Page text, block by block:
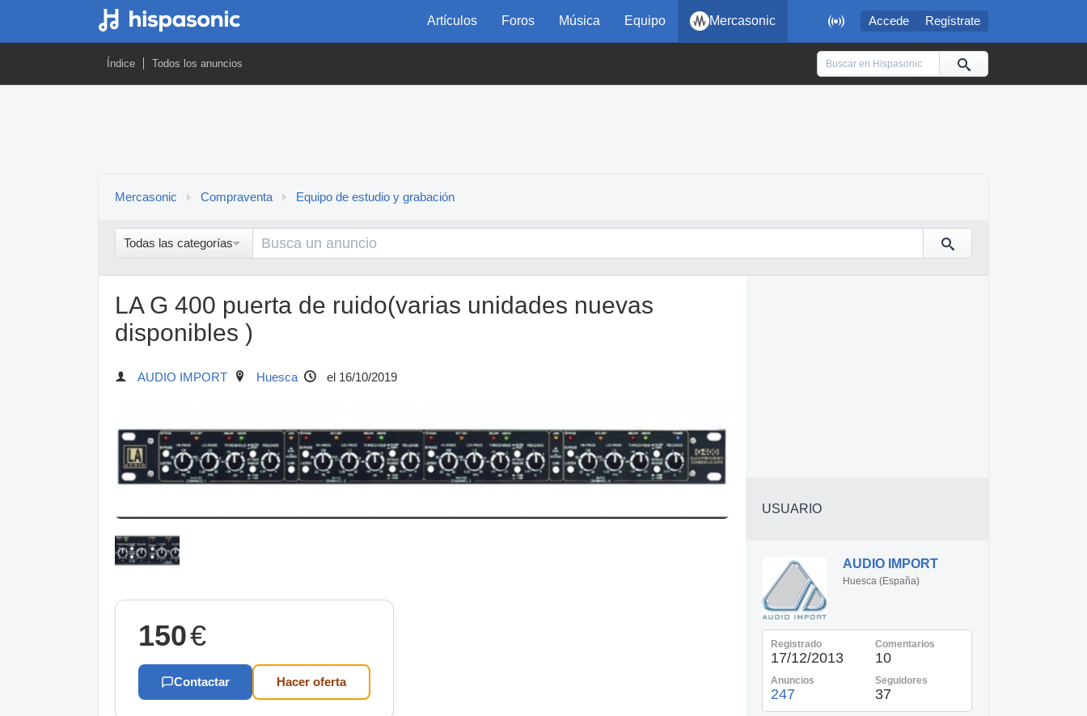
 Accede Regístrate
Artículos Foros Música Equipo Mercasonic
Índice Todos los anuncios
Mercasonic Compraventa Equipo de estudio y grabación
Todas las categorías
LA G 400 puerta de ruido(varias unidades nuevas
disponibles )
AUDIO IMPORT Huesca el 16/10/2019
150€
Contactar Hacer oferta
USUARIO
AUDIO IMPORT
Huesca (España)
Registrado
17/12/2013
Comentarios
10
Anuncios
247
Seguidores
37